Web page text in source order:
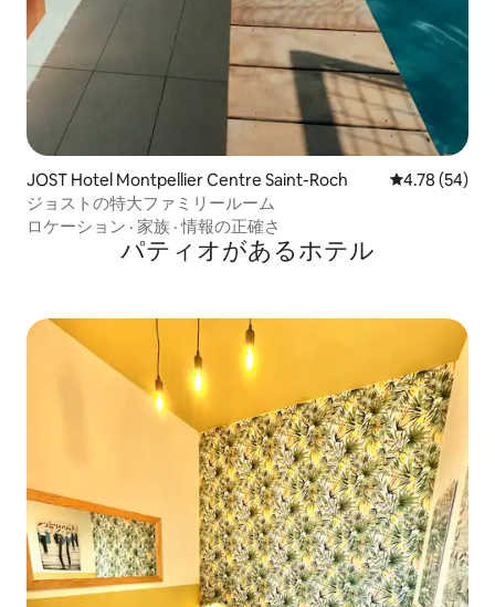
JOST Hotel Montpellier Centre Saint-Roch レビュー54
4.78 (54)
ジョストの特大ファミリールーム
ロケーション · 家族 ·情報の正確さ
パティオがあるホ⁠テ⁠ル